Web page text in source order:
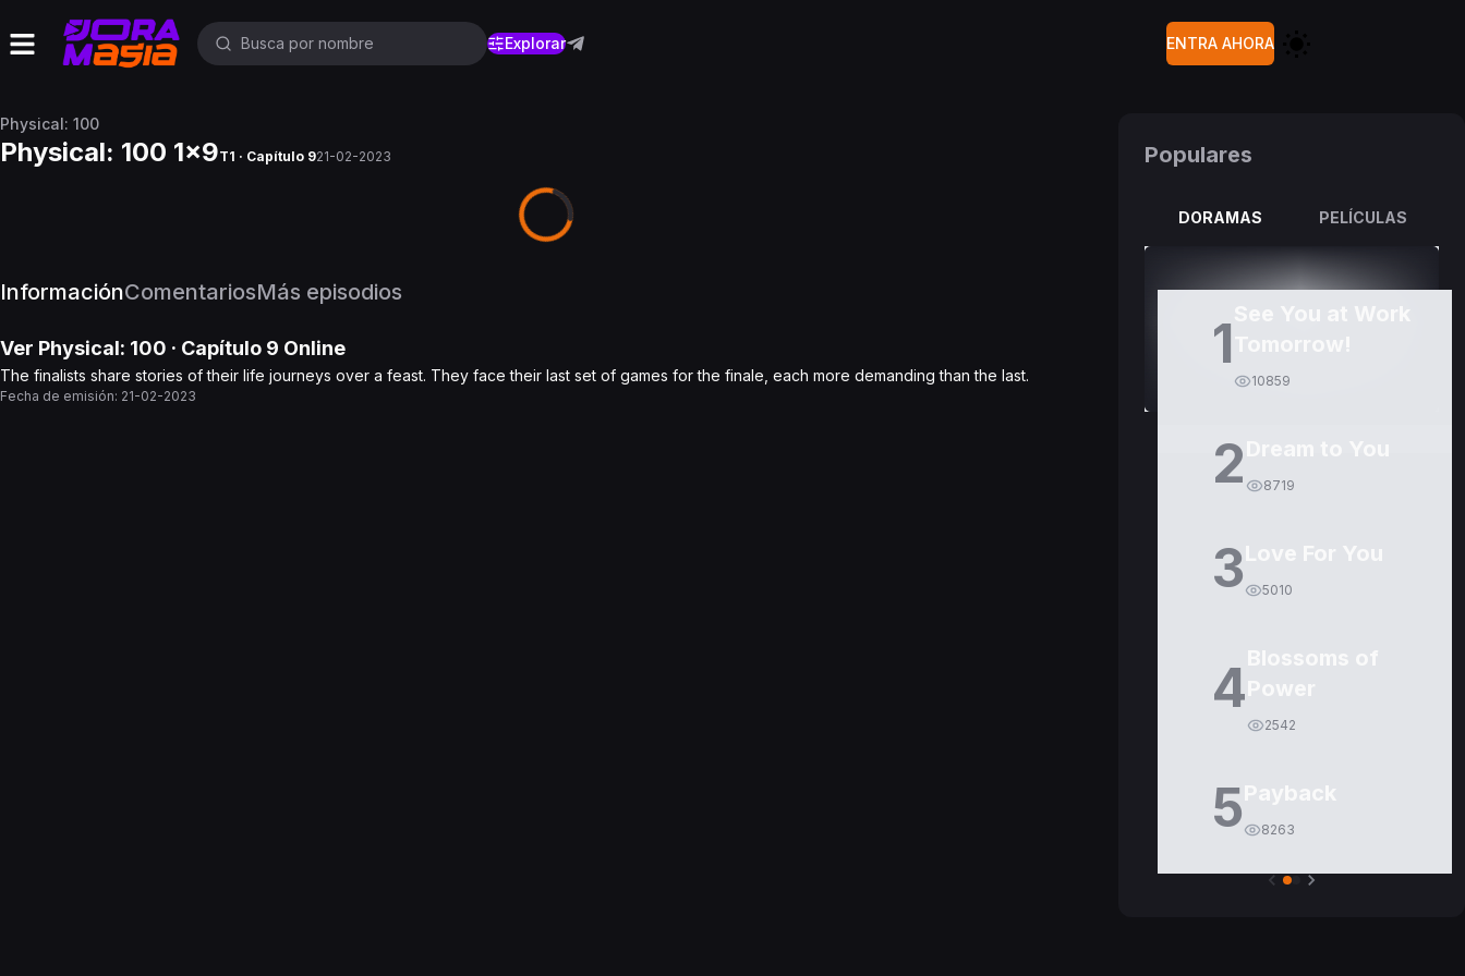
Explorar ENTRA AHORA
Physical: 100
Physical: 100 1x9T1 · Capítulo 921-02-2023
InformaciónComentariosMás episodios
Ver Physical: 100 · Capítulo 9 Online
The finalists share stories of their life journeys over a feast. They face their last set of games for the finale, each more demanding than the last.
Fecha de emisión: 21-02-2023
Populares
DORAMAS PELÍCULAS
1
10859
2 8719
3 5010
4
2542
5 8263